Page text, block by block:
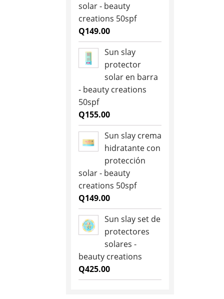
solar - beauty
creations 50spf
Q149.00
Sun slay
protector
solar en barra
- beauty creations
50spf
Q155.00
Sun slay crema
hidratante con
protección
solar - beauty
creations 50spf
Q149.00
Sun slay set de
protectores
solares -
beauty creations
Q425.00